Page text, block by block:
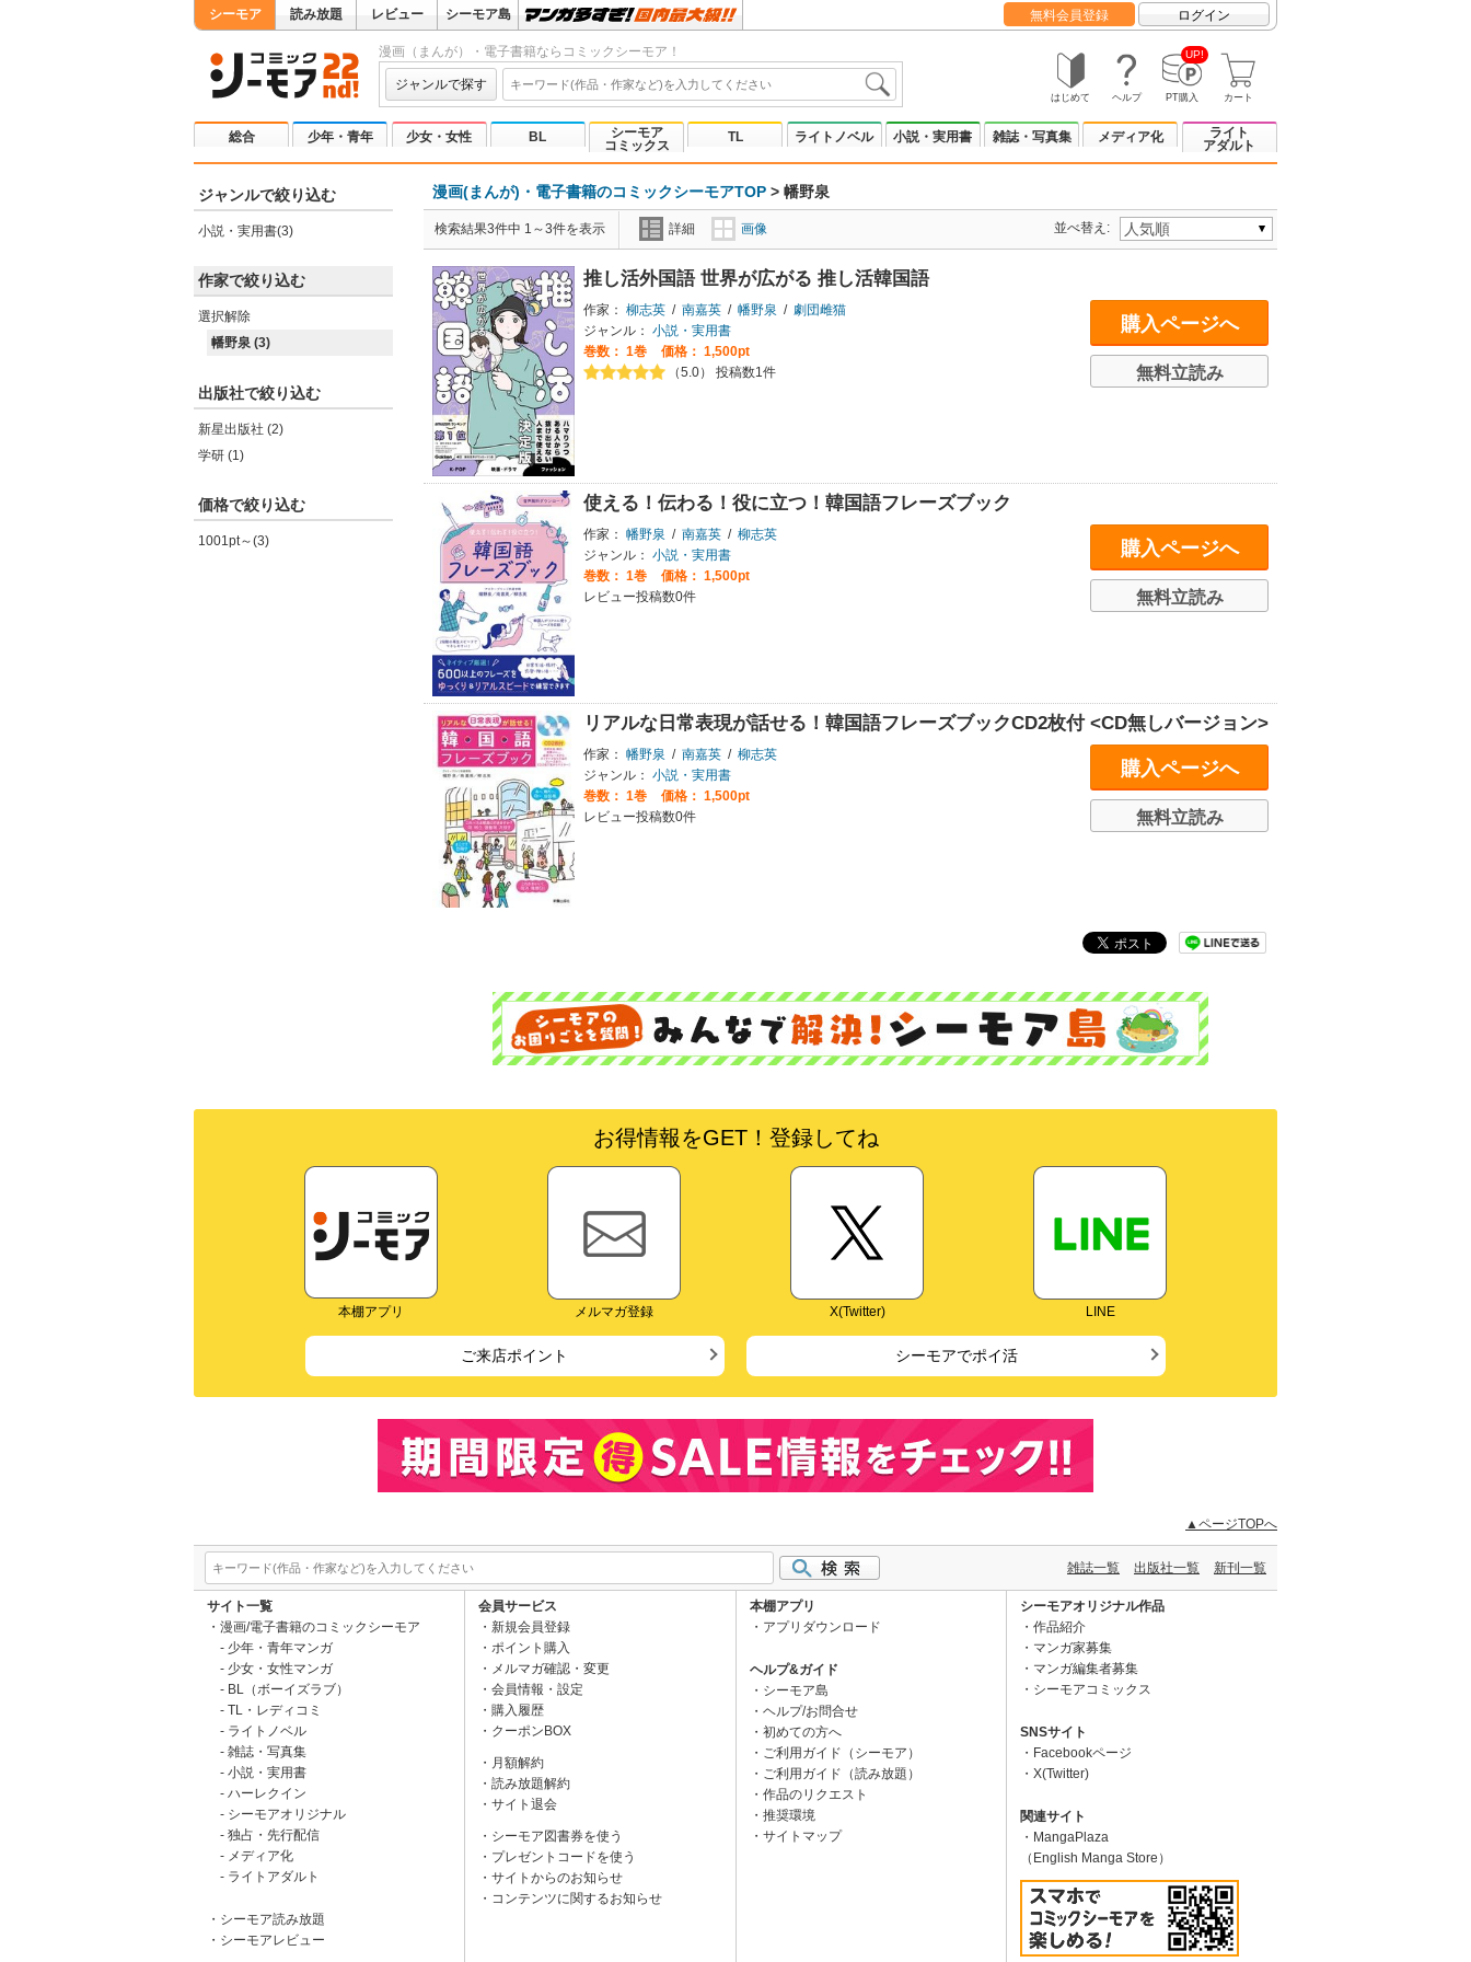
シーモア 読み放題 レビュー シーモア島 無料会員登録 ログイン
漫画（まんが）・電子書籍ならコミックシーモア！
ジャンルで探す
はじめて ヘルプ
UP!
PT購入 カート
総合 少年・青年 少女・女性 BL
シーモア
コミックス
TL ライトノベル 小説・実用書 雑誌・写真集 メディア化
ライト
アダルト
ジャンルで絞り込む
小説・実用書(3)
作家で絞り込む
選択解除
幡野泉 (3)
出版社で絞り込む
新星出版社 (2)
学研 (1)
価格で絞り込む
1001pt～(3)
漫画(まんが)・電子書籍のコミックシーモアTOP > 幡野泉
検索結果3件中 1～3件を表示 詳細 画像 並べ替え:
推し活外国語 世界が広がる 推し活韓国語
作家： 柳志英 / 南嘉英 / 幡野泉 / 劇団雌猫
ジャンル： 小説・実用書
巻数： 1巻
価格： 1,500pt
（5.0） 投稿数1件
購入ページへ
無料立読み
使える！伝わる！役に立つ！韓国語フレーズブック
作家： 幡野泉 / 南嘉英 / 柳志英
ジャンル： 小説・実用書
巻数： 1巻
価格： 1,500pt
レビュー投稿数0件
購入ページへ
無料立読み
リアルな日常表現が話せる！韓国語フレーズブックCD2枚付 <CD無しバージョン>
作家： 幡野泉 / 南嘉英 / 柳志英
ジャンル： 小説・実用書
巻数： 1巻
価格： 1,500pt
レビュー投稿数0件
購入ページへ
無料立読み
お得情報をGET！登録してね
本棚アプリ メルマガ登録 X(Twitter) LINE
ご来店ポイント シーモアでポイ活
▲ページTOPへ
雑誌一覧 出版社一覧 新刊一覧
サイト一覧
漫画/電子書籍のコミックシーモア
少年・青年マンガ
少女・女性マンガ
BL（ボーイズラブ）
TL・レディコミ
ライトノベル
雑誌・写真集
小説・実用書
ハーレクイン
シーモアオリジナル
独占・先行配信
メディア化
ライトアダルト
シーモア読み放題
シーモアレビュー
会員サービス
新規会員登録
ポイント購入
メルマガ確認・変更
会員情報・設定
購入履歴
クーポンBOX
月額解約
読み放題解約
サイト退会
シーモア図書券を使う
プレゼントコードを使う
サイトからのお知らせ
コンテンツに関するお知らせ
本棚アプリ
アプリダウンロード
ヘルプ&ガイド
シーモア島
ヘルプ/お問合せ
初めての方へ
ご利用ガイド（シーモア）
ご利用ガイド（読み放題）
作品のリクエスト
推奨環境
サイトマップ
シーモアオリジナル作品
作品紹介
マンガ家募集
マンガ編集者募集
シーモアコミックス
SNSサイト
Facebookページ
X(Twitter)
関連サイト
MangaPlaza
（English Manga Store）